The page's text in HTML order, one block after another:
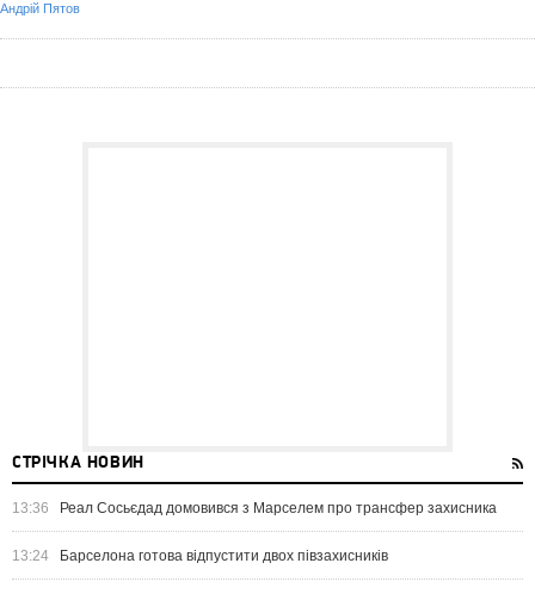
Андрій Пятов
СТРІЧКА НОВИН
13:36 Реал Сосьєдад домовився з Марселем про трансфер захисника
13:24 Барселона готова відпустити двох півзахисників